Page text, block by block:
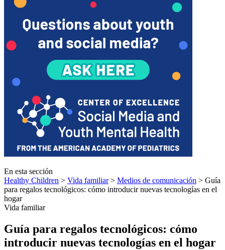
En esta sección
Healthy Children > Vida familiar> Medios de comunicación > Guía
para regalos tecnológicos: cómo introducir nuevas tecnologías en el
hogar
Vida familiar
Guía para regalos tecnológicos: cómo
introducir nuevas tecnologías en el hogar